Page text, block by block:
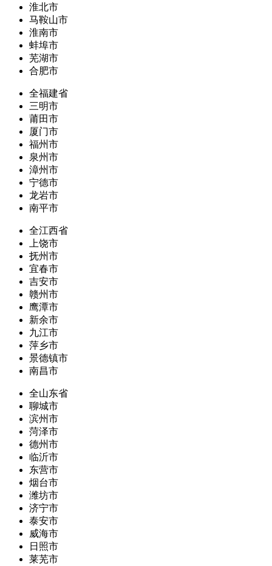
淮北市
马鞍山市
淮南市
蚌埠市
芜湖市
合肥市
全福建省
三明市
莆田市
厦门市
福州市
泉州市
漳州市
宁德市
龙岩市
南平市
全江西省
上饶市
抚州市
宜春市
吉安市
赣州市
鹰潭市
新余市
九江市
萍乡市
景德镇市
南昌市
全山东省
聊城市
滨州市
菏泽市
德州市
临沂市
东营市
烟台市
潍坊市
济宁市
泰安市
威海市
日照市
莱芜市